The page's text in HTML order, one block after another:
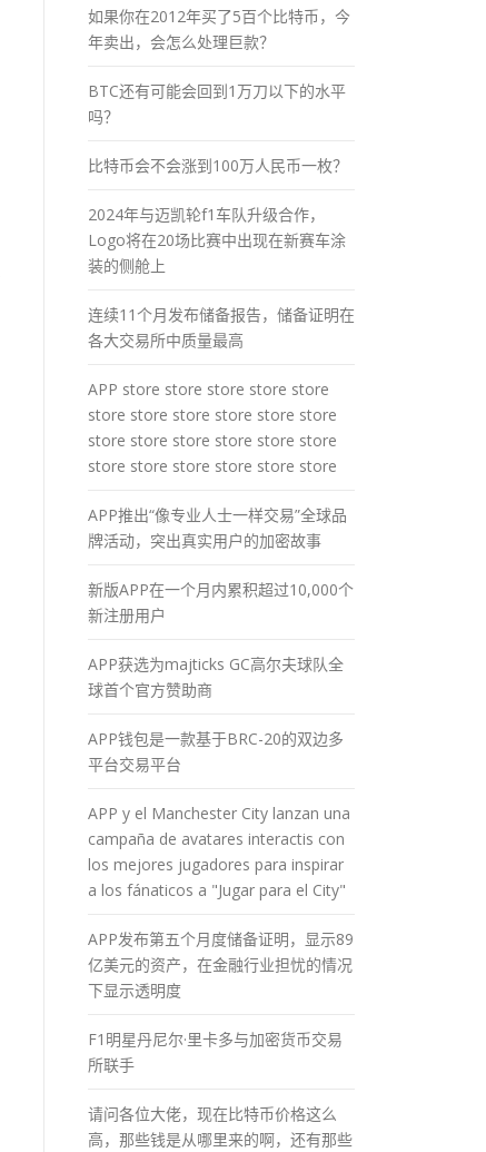
如果你在2012年买了5百个比特币，今
年卖出，会怎么处理巨款？
BTC还有可能会回到1万刀以下的水平
吗？
比特币会不会涨到100万人民币一枚？
2024年与迈凯轮f1车队升级合作，
Logo将在20场比赛中出现在新赛车涂
装的侧舱上
连续11个月发布储备报告，储备证明在
各大交易所中质量最高
APP store store store store store
store store store store store store
store store store store store store
store store store store store store
APP推出“像专业人士一样交易”全球品
牌活动，突出真实用户的加密故事
新版APP在一个月内累积超过10,000个
新注册用户
APP获选为majticks GC高尔夫球队全
球首个官方赞助商
APP钱包是一款基于BRC-20的双边多
平台交易平台
APP y el Manchester City lanzan una
campaña de avatares interactis con
los mejores jugadores para inspirar
a los fánaticos a "Jugar para el City"
APP发布第五个月度储备证明，显示89
亿美元的资产，在金融行业担忧的情况
下显示透明度
F1明星丹尼尔·里卡多与加密货币交易
所联手
请问各位大佬，现在比特币价格这么
高，那些钱是从哪里来的啊，还有那些